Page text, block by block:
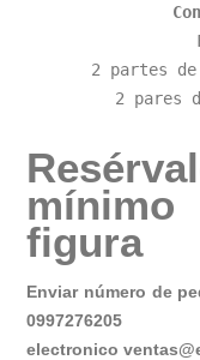
2 partes
2 pares
figura
Enviar número de
electronico